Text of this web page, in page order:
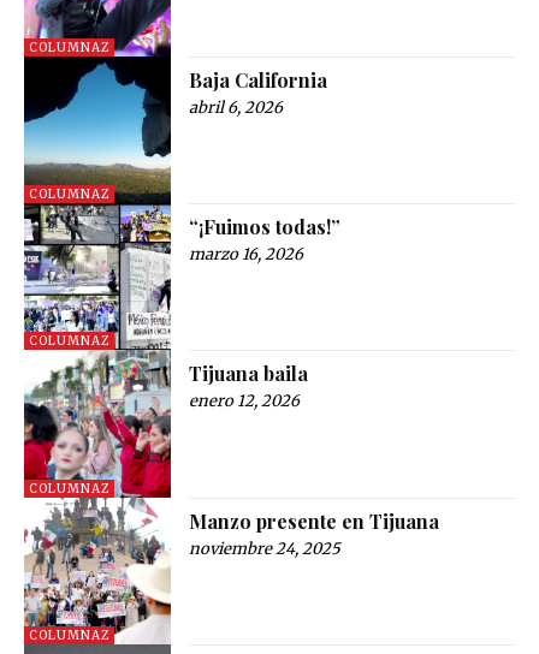
COLUMNAZ
COLUMNAZ
Baja California
abril 6, 2026
COLUMNAZ
“¡Fuimos todas!”
marzo 16, 2026
COLUMNAZ
Tijuana baila
enero 12, 2026
COLUMNAZ
Manzo presente en Tijuana
noviembre 24, 2025